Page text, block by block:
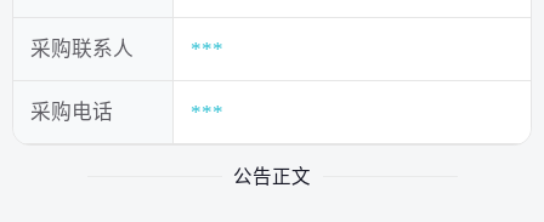
采购联系人 ***
采购电话 ***
公告正文